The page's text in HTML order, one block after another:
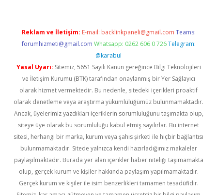
Reklam ve İletişim: E-mail: backlinkpaneli@gmail.com Teams:
forumhizmeti@gmail.com Whatsapp: 0262 606 0 726 Telegram:
@karabul
Yasal Uyarı: Sitemiz, 5651 Sayılı Kanun gereğince Bilgi Teknolojileri
ve İletişim Kurumu (BTK) tarafından onaylanmış bir Yer Sağlayıcı
olarak hizmet vermektedir. Bu nedenle, sitedeki içerikleri proaktif
olarak denetleme veya araştırma yükümlülüğümüz bulunmamaktadır.
Ancak, üyelerimiz yazdıkları içeriklerin sorumluluğunu taşımakta olup,
siteye üye olarak bu sorumluluğu kabul etmiş sayılırlar. Bu internet
sitesi, herhangi bir marka, kurum veya şahıs şirketi ile hiçbir bağlantısı
bulunmamaktadır. Sitede yalnızca kendi hazırladığımız makaleler
paylaşılmaktadır. Burada yer alan içerikler haber niteliği taşımamakta
olup, gerçek kurum ve kişiler hakkında paylaşım yapılmamaktadır.
Gerçek kurum ve kişiler ile isim benzerlikleri tamamen tesadüfidir.